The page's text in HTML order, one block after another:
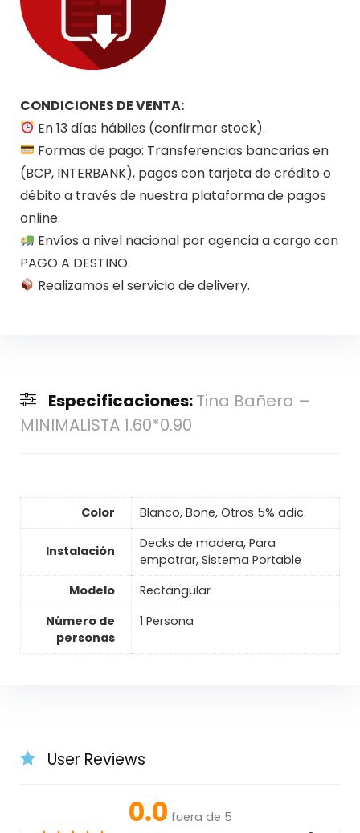
CONDICIONES DE VENTA:
En 13 días hábiles (confirmar stock).
Formas de pago: Transferencias bancarias en
(BCP, INTERBANK), pagos con tarjeta de crédito o
débito a través de nuestra plataforma de pagos
online.
Envíos a nivel nacional por agencia a cargo con
PAGO A DESTINO.
Realizamos el servicio de delivery.
Especificaciones:Tina Bañera –
MINIMALISTA 1.60*0.90
Color Blanco, Bone, Otros 5% adic.
Instalación
Decks de madera, Para
empotrar, Sistema Portable
Modelo
Rectangular
Número de
personas
1 Persona
User Reviews
0.0 fuera de 5